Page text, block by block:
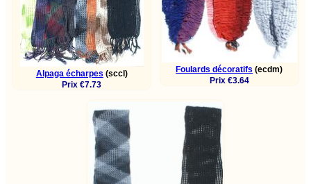
Alpaga écharpes (sccl)
Prix €7.73
Foulards décoratifs (ecdm)
Prix €3.64